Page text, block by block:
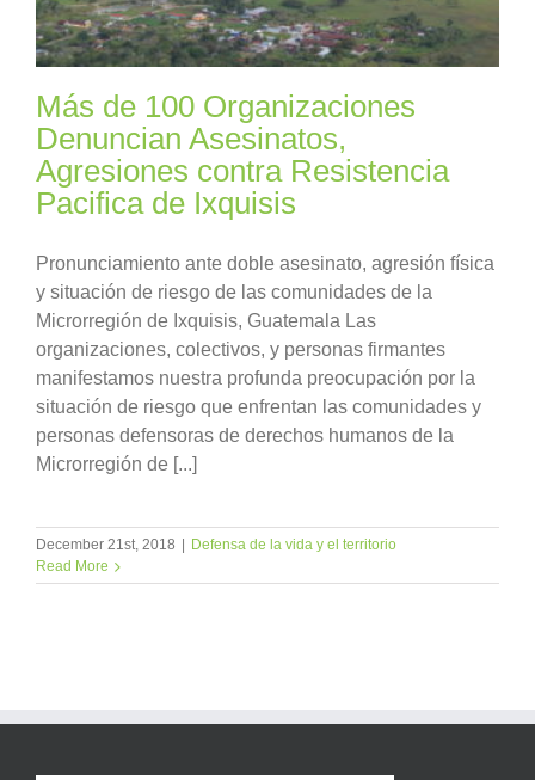
Más de 100 Organizaciones
Denuncian Asesinatos,
Agresiones contra Resistencia
Pacifica de Ixquisis
Pronunciamiento ante doble asesinato, agresión física
y situación de riesgo de las comunidades de la
Microrregión de Ixquisis, Guatemala Las
organizaciones, colectivos, y personas firmantes
manifestamos nuestra profunda preocupación por la
situación de riesgo que enfrentan las comunidades y
personas defensoras de derechos humanos de la
Microrregión de [...]
December 21st, 2018 | Defensa de la vida y el territorio
Read More